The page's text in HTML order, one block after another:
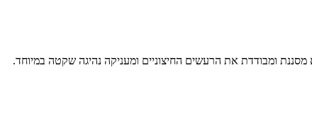
ומבודדת את הרעשים החיצוניים ומעניקה נהיגה שקטה במיוחד.